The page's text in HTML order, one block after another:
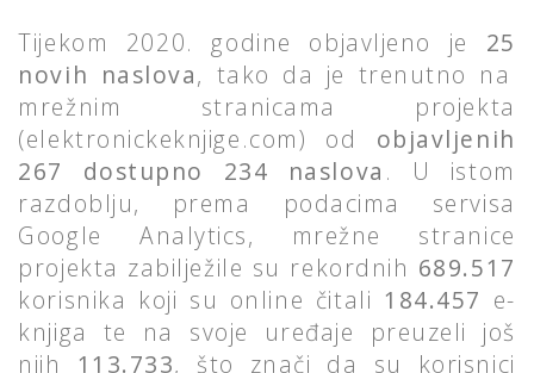
Tijekom 2020. godine objavljeno je 25
novih naslova, tako da je trenutno na
mrežnim stranicama projekta
(elektronickeknjige.com) od objavljenih
267
dostupno 234 naslova . U istom
razdoblju, prema podacima servisa
Google Analytics, mrežne stranice
projekta zabilježile su rekordnih 689.517
korisnika koji su online čitali 184.457 e-
knjiga te na svoje uređaje preuzeli još
njih 113.733, što znači da su korisnici